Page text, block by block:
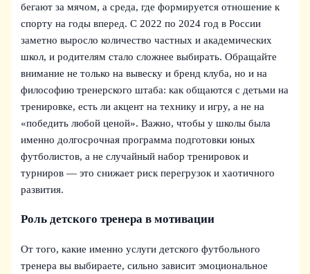
бегают за мячом, а среда, где формируется отношение к
спорту на годы вперед. С 2022 по 2024 год в России
заметно выросло количество частных и академических
школ, и родителям стало сложнее выбирать. Обращайте
внимание не только на вывеску и бренд клуба, но и на
философию тренерского штаба: как общаются с детьми на
тренировке, есть ли акцент на технику и игру, а не на
«победить любой ценой». Важно, чтобы у школы была
именно долгосрочная программа подготовки юных
футболистов, а не случайный набор тренировок и
турниров — это снижает риск перегрузок и хаотичного
развития.
Роль детского тренера в мотивации
От того, какие именно услуги детского футбольного
тренера вы выбираете, сильно зависит эмоциональное